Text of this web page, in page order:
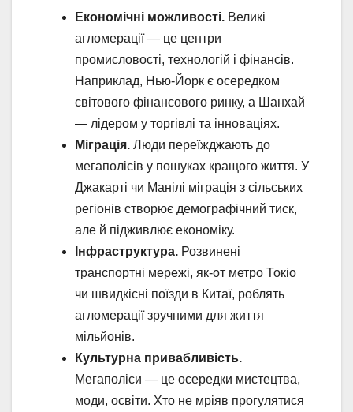
Економічні можливості. Великі
агломерації — це центри
промисловості, технологій і фінансів.
Наприклад, Нью-Йорк є осередком
світового фінансового ринку, а Шанхай
— лідером у торгівлі та інноваціях.
Міграція. Люди переїжджають до
мегаполісів у пошуках кращого життя. У
Джакарті чи Манілі міграція з сільських
регіонів створює демографічний тиск,
але й підживлює економіку.
Інфраструктура. Розвинені
транспортні мережі, як-от метро Токіо
чи швидкісні поїзди в Китаї, роблять
агломерації зручними для життя
мільйонів.
Культурна привабливість.
Мегаполіси — це осередки мистецтва,
моди, освіти. Хто не мріяв прогулятися